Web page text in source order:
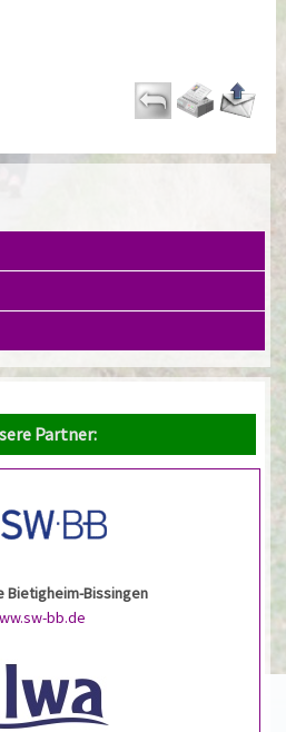
Partner:
Bietigheim-Bissingen
bb.de